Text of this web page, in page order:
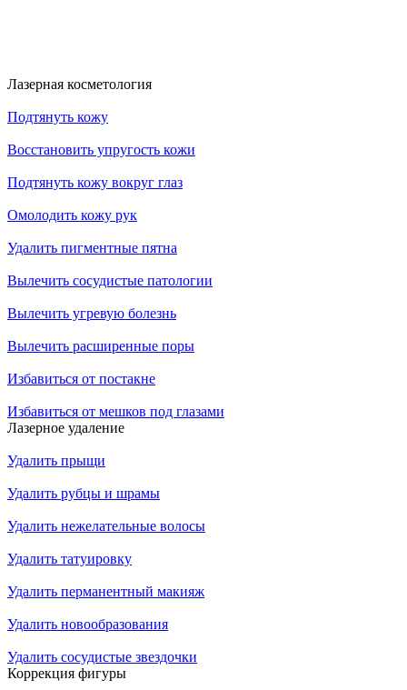
Лазерная косметология
Подтянуть кожу
Восстановить упругость кожи
Подтянуть кожу вокруг глаз
Омолодить кожу рук
Удалить пигментные пятна
Вылечить сосудистые патологии
Вылечить угревую болезнь
Вылечить расширенные поры
Избавиться от постакне
Избавиться от мешков под глазами
Лазерное удаление
Удалить прыщи
Удалить рубцы и шрамы
Удалить нежелательные волосы
Удалить татуировку
Удалить перманентный макияж
Удалить новообразования
Удалить сосудистые звездочки
Коррекция фигуры